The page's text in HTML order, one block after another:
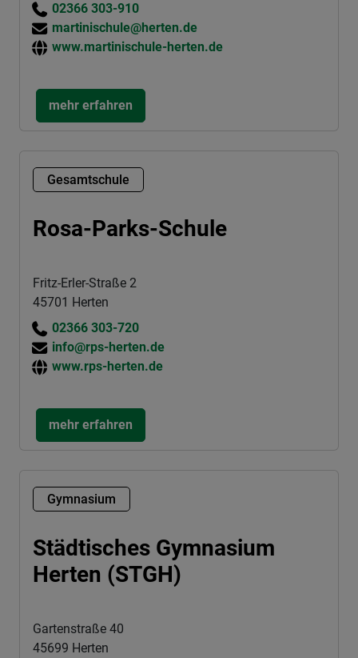
02366 303-910
martinischule@herten.de
www.martinischule-herten.de
mehr erfahren
Gesamtschule
Rosa-Parks-Schule
Fritz-Erler-Straße 2
45701 Herten
02366 303-720
info@rps-herten.de
www.rps-herten.de
mehr erfahren
Gymnasium
Städtisches Gymnasium
Herten (STGH)
Gartenstraße 40
45699 Herten